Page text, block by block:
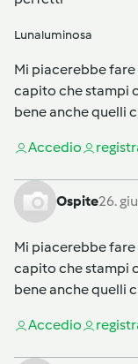
Lunaluminosa
Mi piacerebbe
capito che stampi
bene anche quelli
Accedio
Ospite26.
Mi piacerebbe
capito che stampi
bene anche quelli
Accedio